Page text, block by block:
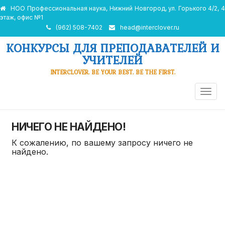
НОО Профессиональная наука, Нижний Новгород, ул. Горького 4/2, 4
этаж, офис №1
(962) 508-7402
head@interclover.ru
КОНКУРСЫ ДЛЯ ПРЕПОДАВАТЕЛЕЙ И
УЧИТЕЛЕЙ
INTERCLOVER. BE YOUR BEST. BE THE FIRST.
НИЧЕГО НЕ НАЙДЕНО!
К сожалению, по вашему запросу ничего не
найдено.